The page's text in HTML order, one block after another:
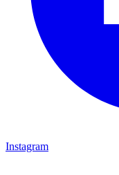
Instagram